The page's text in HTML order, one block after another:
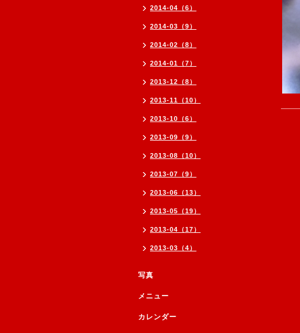
2014-04（6）
2014-03（9）
2014-02（8）
2014-01（7）
2013-12（8）
2013-11（10）
2013-10（6）
2013-09（9）
2013-08（10）
2013-07（9）
2013-06（13）
2013-05（19）
2013-04（17）
2013-03（4）
写真
メニュー
カレンダー